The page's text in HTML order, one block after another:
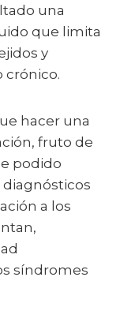
una
que limita
y
crónico.
hacer una
fruto de
podido
a los
síndromes